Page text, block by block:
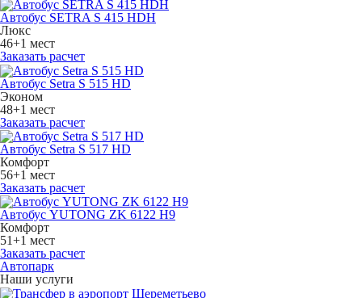
Автобус SETRA S 415 HDH
Люкс
46+1 мест
Заказать расчет
Автобус Setra S 515 HD
Эконом
48+1 мест
Заказать расчет
Автобус Setra S 517 HD
Комфорт
56+1 мест
Заказать расчет
Автобус YUTONG ZK 6122 H9
Комфорт
51+1 мест
Заказать расчет
Автопарк
Наши услуги